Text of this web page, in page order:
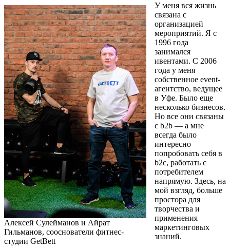
Алексей Сулейманов и Айрат
Гильманов, сооснователи фитнес-
студии GetBett
У меня вся жизнь
связана с
организацией
мероприятий. Я с
1996 года
занимался
ивентами. С 2006
года у меня
собственное event-
агентство, ведущее
в Уфе. Было еще
несколько бизнесов.
Но все они связаны
с b2b — а мне
всегда было
интересно
попробовать себя в
b2c, работать с
потребителем
напрямую. Здесь, на
мой взгляд, больше
простора для
творчества и
применения
маркетинговых
знаний.